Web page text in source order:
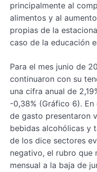
principalmente al
alimentos y al
propias de la
caso de la educación
Para el mes junio de
continuaron con su
una cifra anual de
-0,38% (Gráfico 6).
de gasto presentaron
bebidas alcohólicas y
de los dice sectores
negativo, el rubro que
mensual a la baja de